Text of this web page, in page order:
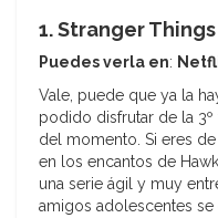
1. Stranger Things
Puedes verla en:
Vale, puede que ya la
podido disfrutar de la
del momento. Si eres
en los encantos de
una serie ágil y muy
amigos adolescentes